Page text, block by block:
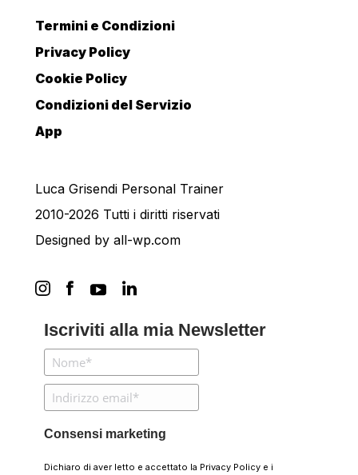
Termini e Condizioni
Privacy Policy
Cookie Policy
Condizioni del Servizio
App
Luca Grisendi Personal Trainer
2010-2026 Tutti i diritti riservati
Designed by all-wp.com
Iscriviti alla mia Newsletter
Consensi marketing
Dichiaro di aver letto e accettato la Privacy Policye i